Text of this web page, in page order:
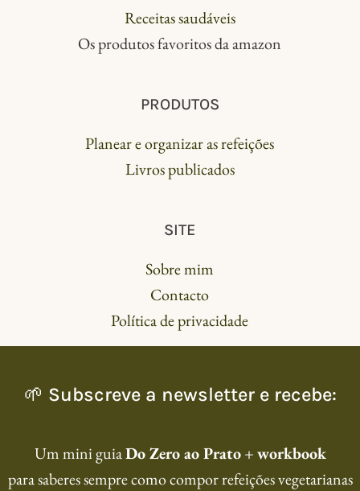
Receitas saudáveis
Os produtos favoritos da amazon
PRODUTOS
Planear e organizar as refeições
Livros publicados
SITE
Sobre mim
Contacto
Política de privacidade
🌱 Subscreve a newsletter e recebe:
Um mini guiaDo Zero ao Prato+workbook
para saberes sempre como compor refeições vegetarianas